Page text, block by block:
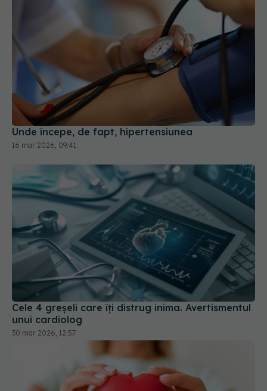
Unde începe, de fapt, hipertensiunea
16 mar 2026, 09:41
Cele 4 greșeli care îți distrug inima. Avertismentul
unui cardiolog
30 mar 2026, 12:57